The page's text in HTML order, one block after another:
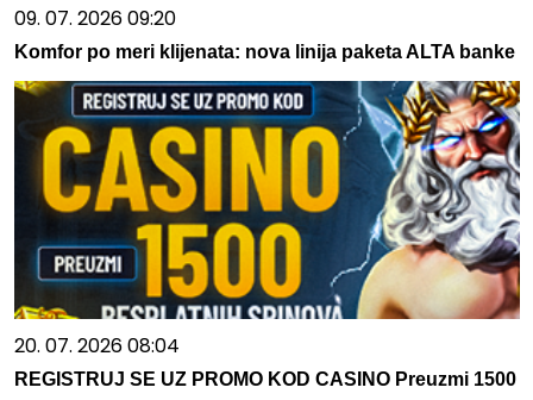
09. 07. 2026 09:20
Komfor po meri klijenata: nova linija paketa ALTA banke
20. 07. 2026 08:04
REGISTRUJ SE UZ PROMO KOD CASINO Preuzmi 1500